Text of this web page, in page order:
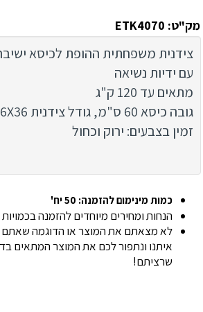
מק"ט: ETK4070
צידנית משפחתית ההופת לכיסא
עם ידיות נשיאה
מתאים עד 120 ק"ג
גובה כיסא 60 ס"מ, גודל צידנית 36X36 ס"מ
זמין בצבעים: ירוק וכחול
כמות מינימום להזמנה: 50 יח'
הנחות ומחירים מיוחדים להזמנה בכמויות
לא מצאתם את המוצר או הדוגמה שאתם
איתנו ונתפור לכם את המוצר המתאים
שרציתם!